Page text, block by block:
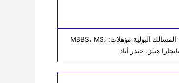
دكتور آرون راثي استشاري أمراض المسالك البولية وأمراض الذكورة تخصص: جراحة المسالك البولية مؤهلات: MBBS، MS،